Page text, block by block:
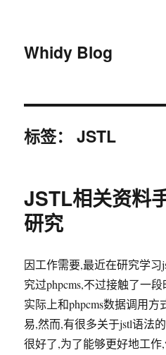
Whidy Blog
标签：JSTL
JSTL相关资料
研究
因工作需要,最近在研究学习
究过phpcms,不过接触了一
实际上和phpcms数据调用
易,然而,有很多关于jstl语法
很好了,为了能够更好地工